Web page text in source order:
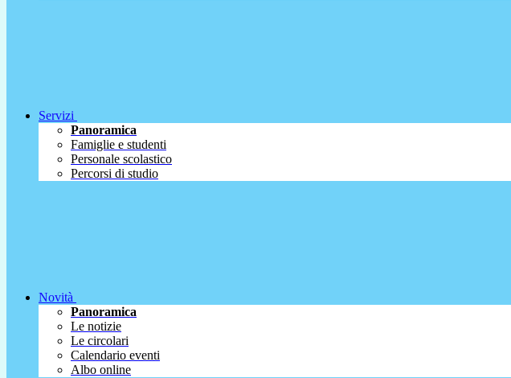
Servizi
Panoramica
Famiglie e studenti
Personale scolastico
Percorsi di studio
Novità
Panoramica
Le notizie
Le circolari
Calendario eventi
Albo online